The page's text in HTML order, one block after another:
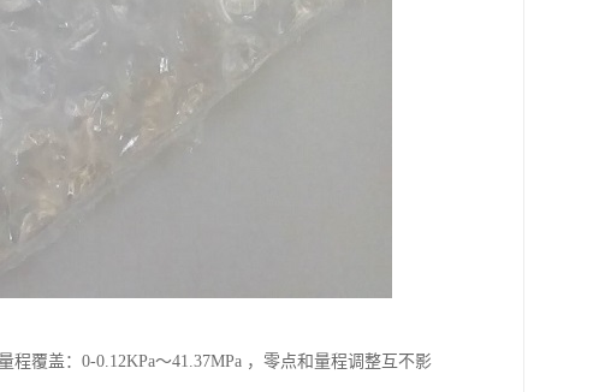
覆盖：0-0.12KPa～41.37MPa ，零点和量程调整互不影